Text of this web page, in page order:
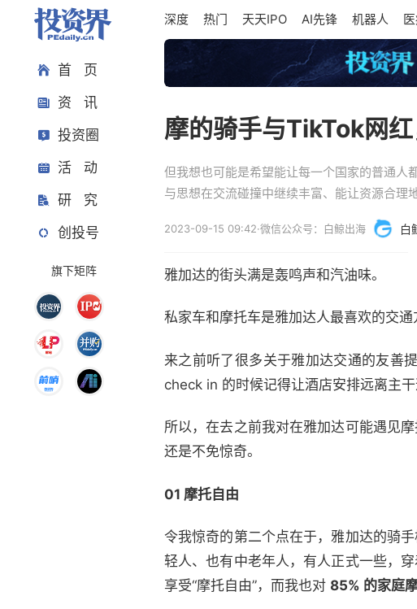
首 页
资 讯
投资圈
活 动
研 究
创投号
旗下矩阵
深度 热门 天天IPO AI先锋 机器人
摩的骑手与TikTok网
但我想也可能是希望能让每一个国家的普通人
与思想在交流碰撞中继续丰富、能让资源合理地
2023-09-15 09:42·微信公众号：白鲸出海 白
雅加达的街头满是轰鸣声和汽油味。
私家车和摩托车是雅加达人最喜欢的交通
来之前听了很多关于雅加达交通的友善
check in 的时候记得让酒店安排远离主
所以，在去之前我对在雅加达可能遇见
还是不免惊奇。
01 摩托自由
令我惊奇的第二个点在于，雅加达的骑
轻人、也有中老年人，有人正式一些，
享受“摩托自由”，而我也对 85% 的家庭